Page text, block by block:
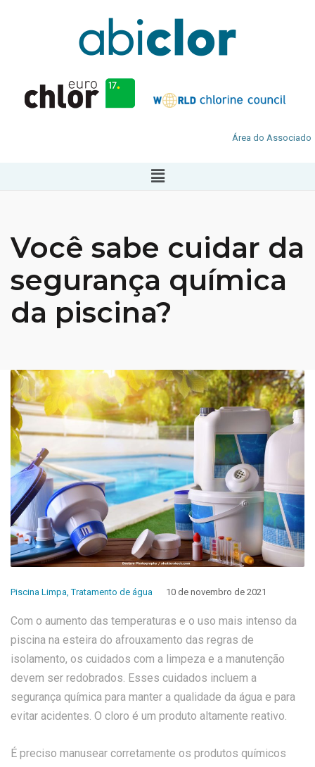
Área do Associado
Você sabe cuidar da
segurança química
da piscina?
Piscina Limpa ,Tratamento de água 10 de novembro de 2021
Com o aumento das temperaturas e o uso mais intenso da
piscina na esteira do afrouxamento das regras de
isolamento, os cuidados com a limpeza e a manutenção
devem ser redobrados. Esses cuidados incluem a
segurança química para manter a qualidade da água e para
evitar acidentes. O cloro é um produto altamente reativo.
É preciso manusear corretamente os produtos químicos